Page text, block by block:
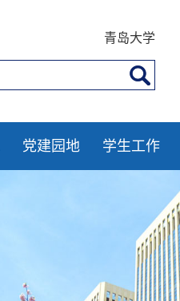
青岛大学
党建园地 学生工作